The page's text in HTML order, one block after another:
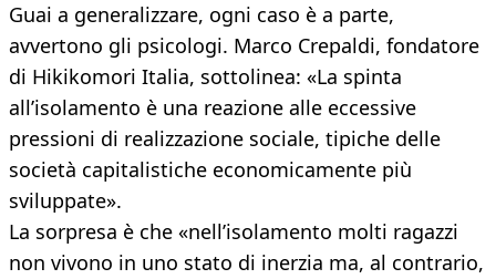
Guai a generalizzare, ogni caso è a parte,
avvertono gli psicologi. Marco Crepaldi, fondatore
di Hikikomori Italia, sottolinea: «La spinta
all’isolamento è una reazione alle eccessive
pressioni di realizzazione sociale, tipiche delle
società capitalistiche economicamente più
sviluppate».
La sorpresa è che «nell’isolamento molti ragazzi
non vivono in uno stato di inerzia ma, al contrario,